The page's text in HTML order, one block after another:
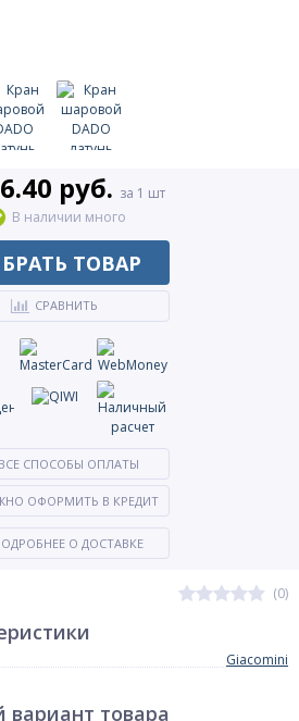
(0)
руб. за 1 шт
В наличии много
ТОВАР
СРАВНИТЬ
ВСЕ СПОСОБЫ ОПЛАТЫ
ОФОРМИТЬ В КРЕДИТ
О ДОСТАВКЕ
Giacomini
товара